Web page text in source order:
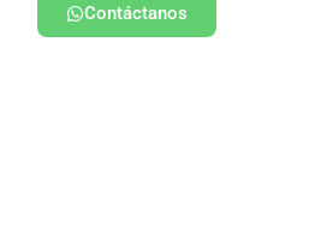
Contáctanos